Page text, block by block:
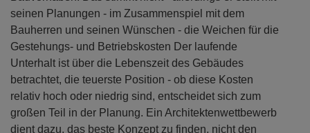
seinen Planungen - im Zusammenspiel mit dem
Bauherren und seinen Wünschen - die Weichen für die
Gestehungs- und Betriebskosten Der laufende
Unterhalt ist über die Lebenszeit des Gebäudes
betrachtet, die teuerste Position - ob diese Kosten
relativ hoch oder niedrig sind, entscheidet sich zum
großen Teil in der Planung. Ein Architektenwettbewerb
dient dazu, das beste Konzept zu finden, nicht den